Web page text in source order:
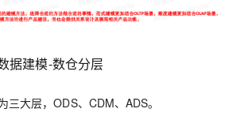
据建模-数仓分层
三大层，ODS、CDM、ADS。